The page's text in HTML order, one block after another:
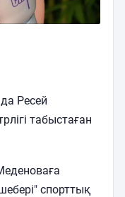
Ресей
табыстаған
спорттық